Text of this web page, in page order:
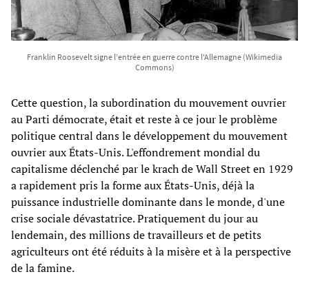
Franklin Roosevelt signe l’entrée en guerre contre l'Allemagne (Wikimedia
Commons)
Cette question, la subordination du mouvement ouvrier
au Parti démocrate, était et reste à ce jour le problème
politique central dans le développement du mouvement
ouvrier aux États-Unis. L'effondrement mondial du
capitalisme déclenché par le krach de Wall Street en 1929
a rapidement pris la forme aux États-Unis, déjà la
puissance industrielle dominante dans le monde, d'une
crise sociale dévastatrice. Pratiquement du jour au
lendemain, des millions de travailleurs et de petits
agriculteurs ont été réduits à la misère et à la perspective
de la famine.